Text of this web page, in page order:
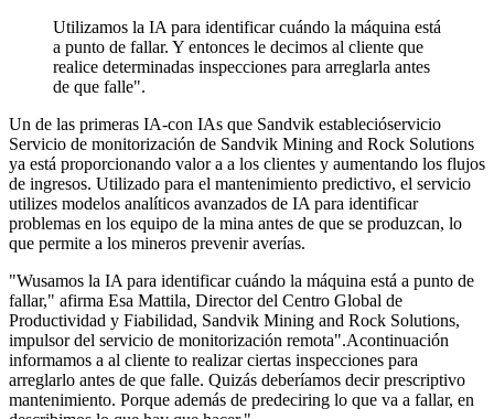
Utilizamos la IA para identificar cuándo la máquina está
a punto de fallar. Y entonces le decimos al cliente que
realice determinadas inspecciones para arreglarla antes
de que falle".
Un de las primeras IA-con IAs que Sandvik establecióservicio
Servicio de monitorización de Sandvik Mining and Rock Solutions
ya está proporcionando valor a a los clientes y aumentando los flujos
de ingresos. Utilizado para el mantenimiento predictivo, el servicio
utilizes modelos analíticos avanzados de IA para identificar
problemas en los equipo de la mina antes de que se produzcan, lo
que permite a los mineros prevenir averías.
"Wusamos la IA para identificar cuándo la máquina está a punto de
fallar," afirma Esa Mattila, Director del Centro Global de
Productividad y Fiabilidad, Sandvik Mining and Rock Solutions,
impulsor del servicio de monitorización remota".Acontinuación
informamos a al cliente to realizar ciertas inspecciones para
arreglarlo antes de que falle. Quizás deberíamos decirprescriptivo
mantenimiento. Porque además de predeciring lo que va a fallar, en